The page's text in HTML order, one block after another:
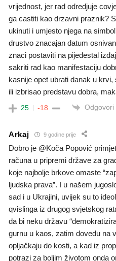
vrijednost, jer rad odredjuje
ga castiti kao drzavni praznik?
ukinuti i umjesto njega na
drustvo znacajan datum
znaci postaviti na pijedestal
sakriti rad kao manifestaciju
kasnije opet ubrati danak u
ili izbrisao predstavu dobra,
25 -18 Odgovori
Arkaj 9 godine prije
Dobro je @Koča Popović
računa u pripremi države za
koje najbolje brkove omaste
ljudska prava”. I u našem
sad i u Ukrajini, uvijek su to
qvislinga iz drugog svjetskog
da bi neku državu
gurnu u kaos, zatim dovedu na
opljačkaju do kosti, a kad iz
potrazi za boljim životom onda